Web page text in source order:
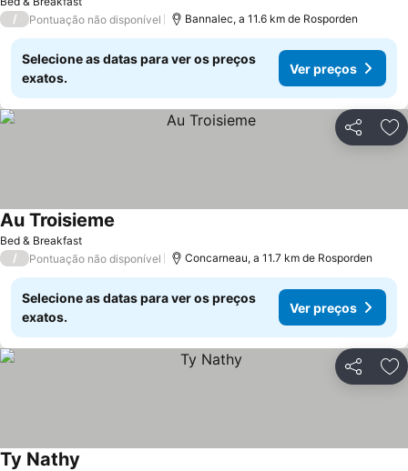
/ Pontuação não disponível Bannalec, a 11.6 km de Rosporden
Selecione as datas para ver os preços
exatos.
Ver preços
Partilhar
Bed & Breakfast
Au Troisieme
/ Pontuação não disponível Concarneau, a 11.7 km de Rosporden
Selecione as datas para ver os preços
exatos.
Ver preços
Partilhar
Ty Nathy